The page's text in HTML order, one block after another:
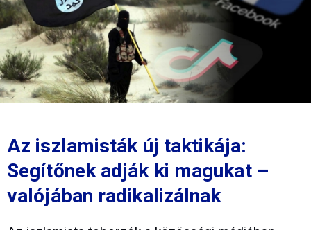
Az iszlamisták új taktikája:
Segítőnek adják ki magukat –
valójában radikalizálnak